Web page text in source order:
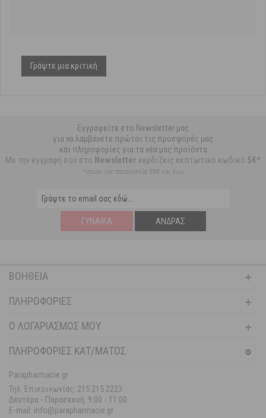
Γράψτε μια κριτική
Εγγραφείτε στο Newsletter μας
για να λαμβάνετε πρώτοι τις προσφορές μας
και πληροφορίες για τα νέα μας προϊόντα
Με την εγγραφή σου στο Newsletter κερδίζεις εκπτωτικό κωδικό 5€*
*ισχύει για παραγγελία 59€ και άνω
ΓΥΝΑΊΚΑ ΆΝΔΡΑΣ
ΒΟΉΘΕΙΑ
ΠΛΗΡΟΦΟΡΊΕΣ
Ο ΛΟΓΑΡΙΑΣΜΌΣ ΜΟΥ
ΠΛΗΡΟΦΟΡΙΕΣ ΚΑΤ/ΜΑΤΟΣ
Parapharmacie.gr
Τηλ. Επικοινωνίας: 215 215 2223
Δευτέρα - Παρασκευή: 9:00 - 11:00
E-mail: info@parapharmacie.gr